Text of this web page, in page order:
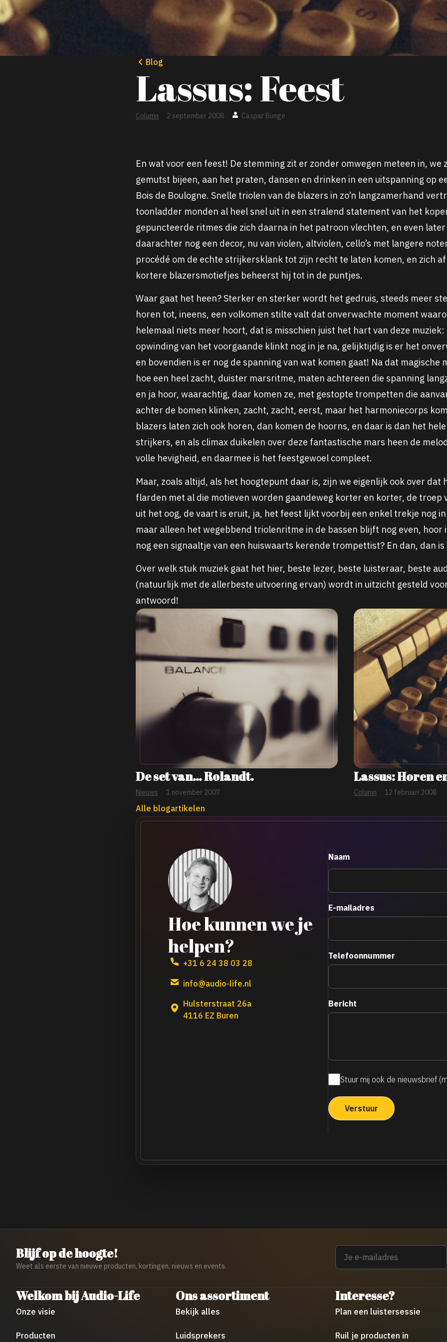
Blog
Lassus: Feest
Column 2 september 2008 Caspar Bunge
En wat voor een feest! De stemming zit er zonder omwegen meteen in, we
gemutst bijeen, aan het praten, dansen en drinken in een uitspanning op
Bois de Boulogne. Snelle triolen van de blazers in zo’n langzamerhand
toonladder monden al heel snel uit in een stralend statement van het
gepuncteerde ritmes die zich daarna in het patroon vlechten, en even
daarachter nog een decor, nu van violen, altviolen, cello’s met langere
procédé om de echte strijkersklank tot zijn recht te laten komen, en zich
kortere blazersmotiefjes beheerst hij tot in de puntjes.
Waar gaat het heen? Sterker en sterker wordt het gedruis, steeds meer
horen tot, ineens, een volkomen stilte valt dat onverwachte moment
helemaal niets meer hoort, dat is misschien juist het hart van deze
opwinding van het voorgaande klinkt nog in je na, gelijktijdig is er het
en bovendien is er nog de spanning van wat komen gaat! Na dat magische
hoe een heel zacht, duister marsritme, maten achtereen die spanning
en ja hoor, waarachtig, daar komen ze, met gestopte trompetten die
achter de bomen klinken, zacht, zacht, eerst, maar het harmoniecorps
blazers laten zich ook horen, dan komen de hoorns, en daar is dan het
strijkers, en als climax duikelen over deze fantastische mars heen de
volle hevigheid, en daarmee is het feestgewoel compleet.
Maar, zoals altijd, als het hoogtepunt daar is, zijn we eigenlijk ook over dat
flarden met al die motieven worden gaandeweg korter en korter, de troep
uit het oog, de vaart is eruit, ja, het feest lijkt voorbij een enkel trekje nog
maar alleen het wegebbend triolenritme in de bassen blijft nog even, hoor
nog een signaaltje van een huiswaarts kerende trompettist? En dan, dan is
Over welk stuk muziek gaat het hier, beste lezer, beste luisteraar, beste
(natuurlijk met de allerbeste uitvoering ervan) wordt in uitzicht gesteld
antwoord!
De set van… Rolandt.
Nieuws 1 november 2007
Lassus: Horen
Column 12 februari 2008
Alle blogartikelen
Hoe kunnen we je
helpen?
+31 6 24 38 03 28
info@audio-life.nl
Hulsterstraat 26a
4116 EZ Buren
Naam
E-mailadres
Telefoonnummer
Bericht
Maandelijkse
nieuwsbrief
Stuur mij ook de nieuwsbrief
Blijf op de hoogte!
Weet als eerste van nieuwe producten, kortingen, nieuws en events.
Email
Welkom bij Audio-Life
Onze visie
Producten
Ons assortiment
Bekijk alles
Luidsprekers
Interesse?
Plan een luistersessie
Ruil je producten in